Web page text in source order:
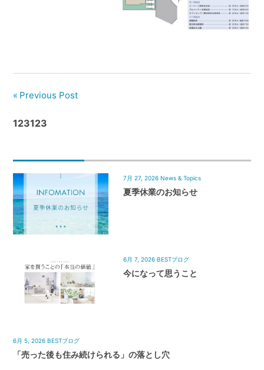
地
密
着
Previous Post
123123
7月 27, 2026 News & Topics
夏季休業のお知らせ
6月 7, 2026 BESTブログ
今になって思うこと
6月 5, 2026 BESTブログ
「売った後も住み続けられる」の落とし穴